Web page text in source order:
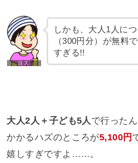
しかも、大人1人に
（300円分）が無料
すぎる!!
大人2人＋子ども5人で行った
かかるハズのところが5,100円
嬉しすぎですよ……。